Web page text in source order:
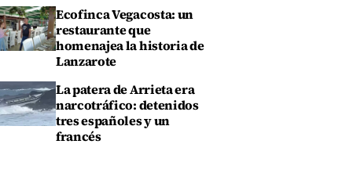
Ecofinca Vegacosta: un
restaurante que
homenajea la historia de
Lanzarote
La patera de Arrieta era
narcotráfico: detenidos
tres españoles y un
francés